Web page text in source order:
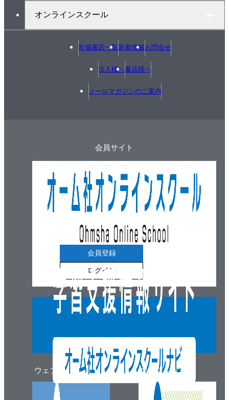
オンラインスクール
常備書店一覧新着情報お問合せ
法人様へ書店様へ
メールマガジンのご案内
ウェブマガジン
会員サイト
会員登録
ログイン
ウェブショップ